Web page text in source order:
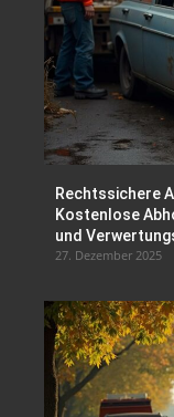
Rechtssichere
Kostenlose
und
27. Dezember 2025